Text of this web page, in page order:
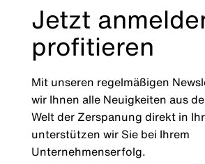
Jetzt
profitieren
Mit unseren regelmäßigen
wir Ihnen alle Neuigkeiten aus
Welt der Zerspanung direkt in
unterstützen wir Sie bei Ihrem
Unternehmenserfolg.